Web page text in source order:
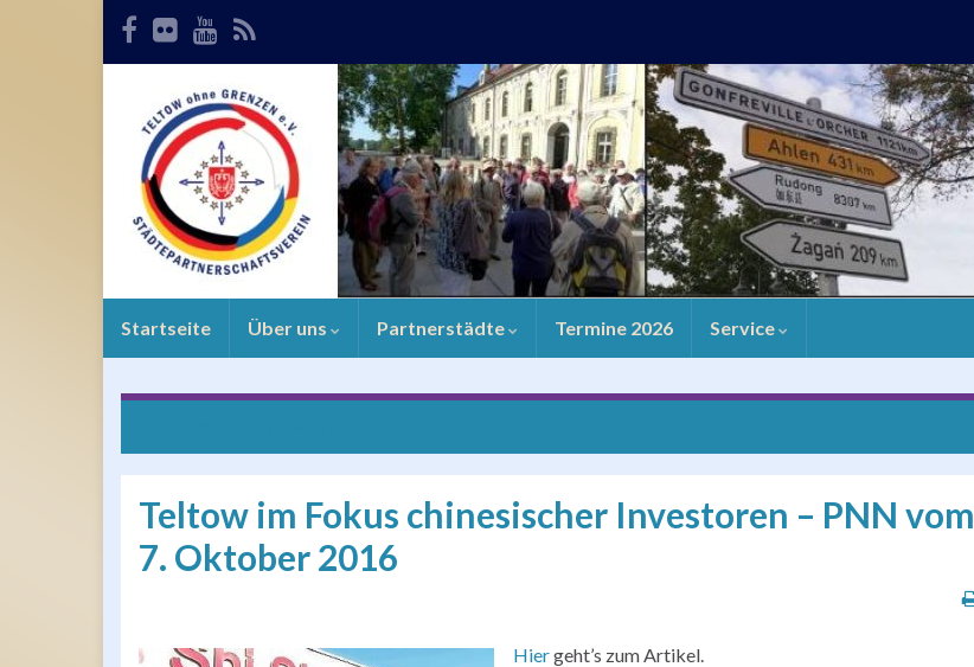
Startseite Über uns Partnerstädte Termine 2026 Service
Teltow im Fokus chinesischer Investoren – PNN vom
7. Oktober 2016
Hiergeht’s zum Artikel.